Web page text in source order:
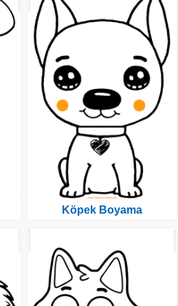
Köpek Boyama